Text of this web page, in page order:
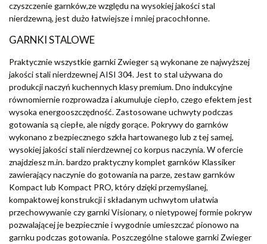
czyszczenie garnków,ze względu na wysokiej jakości stal
nierdzewną, jest dużo łatwiejsze i mniej pracochłonne.
GARNKI STALOWE
Praktycznie wszystkie garnki Zwieger są wykonane ze najwyższej
jakości stali nierdzewnej AISI 304. Jest to stal używana do
produkcji naczyń kuchennych klasy premium. Dno indukcyjne
równomiernie rozprowadza i akumuluje ciepło, czego efektem jest
wysoka energooszczędność. Zastosowane uchwyty podczas
gotowania są ciepłe, ale nigdy gorące. Pokrywy do garnków
wykonano z bezpiecznego szkła hartowanego lub z tej samej,
wysokiej jakości stali nierdzewnej co korpus naczynia. W ofercie
znajdziesz m.in. bardzo praktyczny komplet garnków Klassiker
zawierający naczynie do gotowania na parze, zestaw garnków
Kompact lub Kompact PRO, który dzięki przemyślanej,
kompaktowej konstrukcji i składanym uchwytom ułatwia
przechowywanie czy garnki Visionary, o nietypowej formie pokryw
pozwalającej je bezpiecznie i wygodnie umieszczać pionowo na
garnku podczas gotowania. Poszczególne stalowe garnki Zwieger